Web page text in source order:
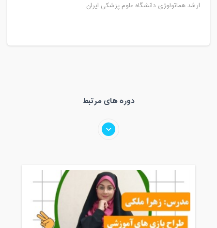
ارشد هماتولوژی دانشگاه علوم پزشکی ایران...
دوره های مرتبط